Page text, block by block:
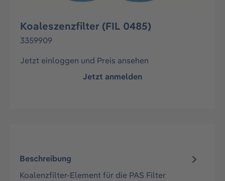
Koaleszenzfilter (FIL 0485)
3359909
Jetzt einloggen und Preis ansehen
Jetzt anmelden
Beschreibung
Koalenzfilter-Element für die PAS Filter